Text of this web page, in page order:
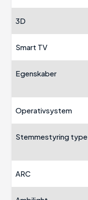
3D
Smart TV
Egenskaber
Operativsystem
Stemmestyring type
ARC